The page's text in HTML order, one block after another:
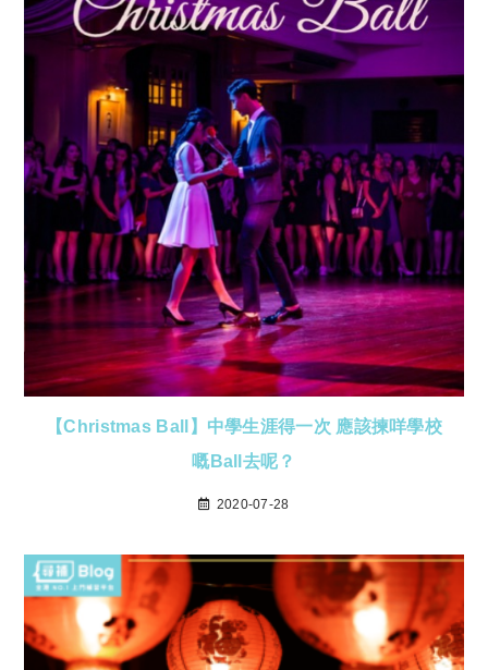
【Christmas Ball】中學生涯得一次 應該揀咩學校
嘅Ball去呢？
2020-07-28